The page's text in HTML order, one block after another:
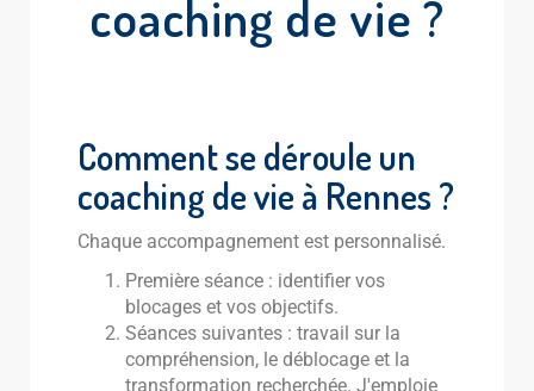
coaching de vie ?
Comment se déroule un
coaching de vie à Rennes ?
Chaque accompagnement est personnalisé.
Première séance : identifier vos
blocages et vos objectifs.
Séances suivantes : travail sur la
compréhension, le déblocage et la
transformation recherchée. J'emploie